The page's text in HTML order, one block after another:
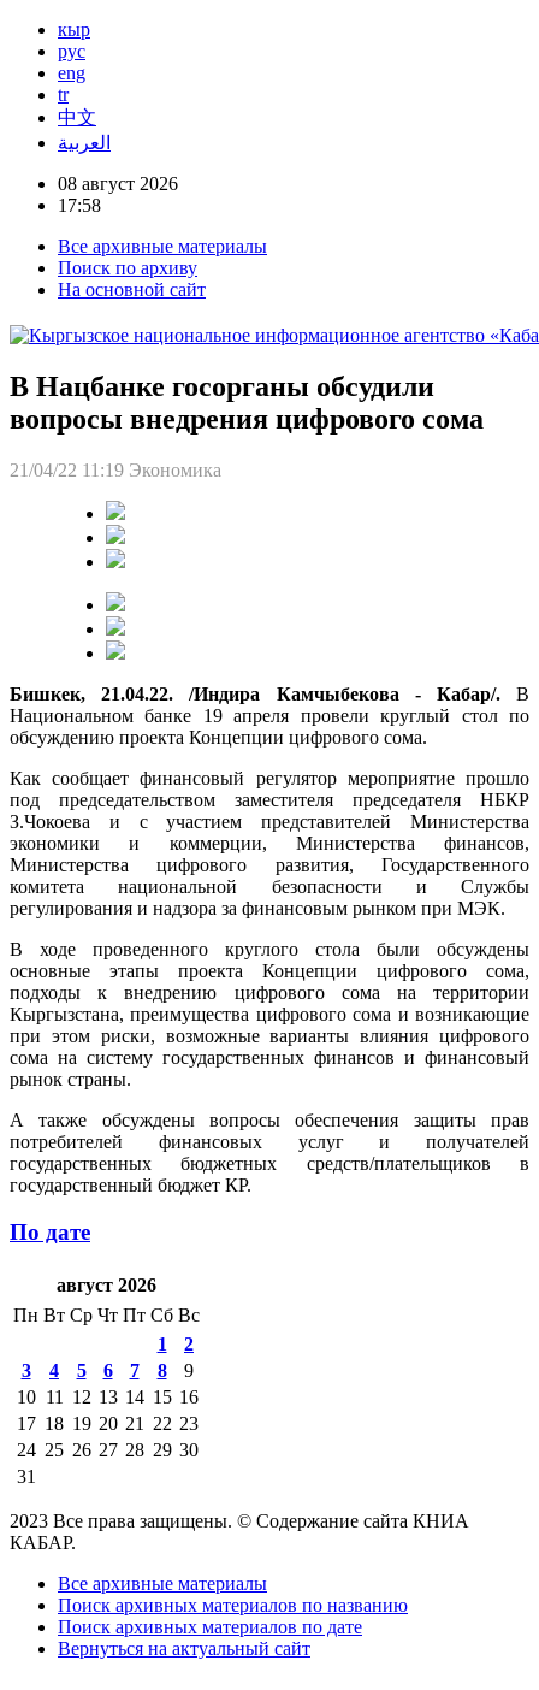
кыр
рус
eng
tr
中文
العربية
08 август 2026
17:58
Все архивные материалы
Поиск по архиву
На основной сайт
В Нацбанке госорганы обсудили
вопросы внедрения цифрового сома
21/04/22 11:19 Экономика
Бишкек, 21.04.22. /Индира Камчыбекова - Кабар/.В
Национальном банке 19 апреля провели круглый стол по
обсуждению проекта Концепции цифрового сома.
Как сообщает финансовый регулятор мероприятие прошло
под председательством заместителя председателя НБКР
З.Чокоева и с участием представителей Министерства
экономики и коммерции, Министерства финансов,
Министерства цифрового развития, Государственного
комитета национальной безопасности и Службы
регулирования и надзора за финансовым рынком при МЭК.
В ходе проведенного круглого стола были обсуждены
основные этапы проекта Концепции цифрового сома,
подходы к внедрению цифрового сома на территории
Кыргызстана, преимущества цифрового сома и возникающие
при этом риски, возможные варианты влияния цифрового
сома на систему государственных финансов и финансовый
рынок страны.
А также обсуждены вопросы обеспечения защиты прав
потребителей финансовых услуг и получателей
государственных бюджетных средств/плательщиков в
государственный бюджет КР.
По дате
август 2026
Пн Вт Ср Чт Пт Сб Вс
1
2
3
4 5 6 7 8
9
10 11 12 13 14 15 16
17 18 19 20 21 22 23
24 25 26 27 28 29 30
31
2023 Все права защищены. © Содержание сайта КНИА
КАБАР.
Все архивные материалы
Поиск архивных материалов по названию
Поиск архивных материалов по дате
Вернуться на актуальный сайт